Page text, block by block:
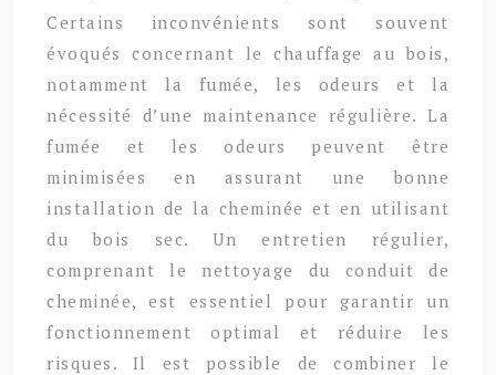
Certains inconvénients sont souvent
évoqués concernant le chauffage au bois,
notamment la fumée, les odeurs et la
nécessité d’une maintenance régulière. La
fumée et les odeurs peuvent être
minimisées en assurant une bonne
installation de la cheminée et en utilisant
du bois sec. Un entretien régulier,
comprenant le nettoyage du conduit de
cheminée, est essentiel pour garantir un
fonctionnement optimal et réduire les
risques. Il est possible de combiner le